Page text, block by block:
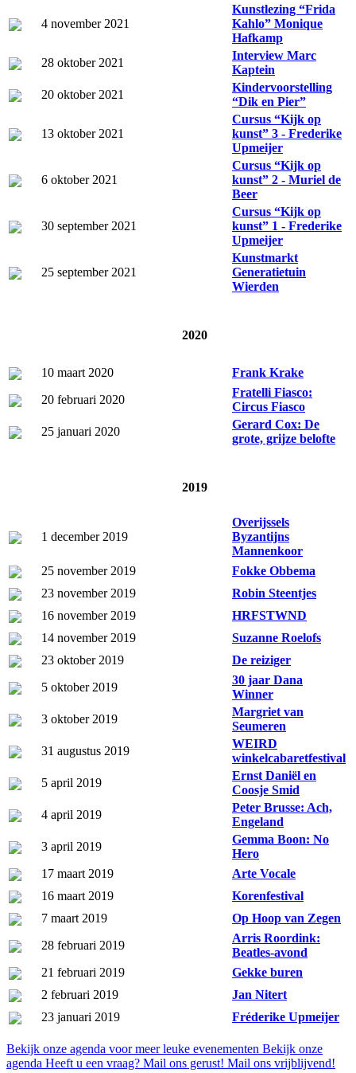
4 november 2021
Kunstlezing “Frida
Kahlo” Monique
Hafkamp
28 oktober 2021
Interview Marc
Kaptein
20 oktober 2021
Kindervoorstelling
“Dik en Pier”
13 oktober 2021
Cursus “Kijk op
kunst” 3 - Frederike
Upmeijer
6 oktober 2021
Cursus “Kijk op
kunst” 2 - Muriel de
Beer
30 september 2021
Cursus “Kijk op
kunst” 1 - Frederike
Upmeijer
25 september 2021
Kunstmarkt
Generatietuin
Wierden
2020
10 maart 2020
Frank Krake
20 februari 2020
Fratelli Fiasco:
Circus Fiasco
25 januari 2020
Gerard Cox: De
grote, grijze belofte
2019
1 december 2019
Overijssels
Byzantijns
Mannenkoor
25 november 2019
Fokke Obbema
23 november 2019
Robin Steentjes
16 november 2019
HRFSTWND
14 november 2019
Suzanne Roelofs
23 oktober 2019
De reiziger
5 oktober 2019
30 jaar Dana
Winner
3 oktober 2019
Margriet van
Seumeren
31 augustus 2019
WEIRD
winkelcabaretfestival
5 april 2019
Ernst Daniël en
Coosje Smid
4 april 2019
Peter Brusse: Ach,
Engeland
3 april 2019
Gemma Boon: No
Hero
17 maart 2019
Arte Vocale
16 maart 2019
Korenfestival
7 maart 2019
Op Hoop van Zegen
28 februari 2019
Arris Roordink:
Beatles-avond
21 februari 2019
Gekke buren
2 februari 2019
Jan Nitert
23 januari 2019
Fréderike Upmeijer
Bekijk onze agenda voor meer leuke evenementen Bekijk onze
agenda Heeft u een vraag? Mail ons gerust! Mail ons vrijblijvend!